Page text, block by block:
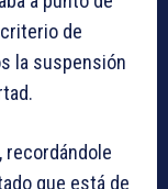
de
la suspensión
recordándole
que está de